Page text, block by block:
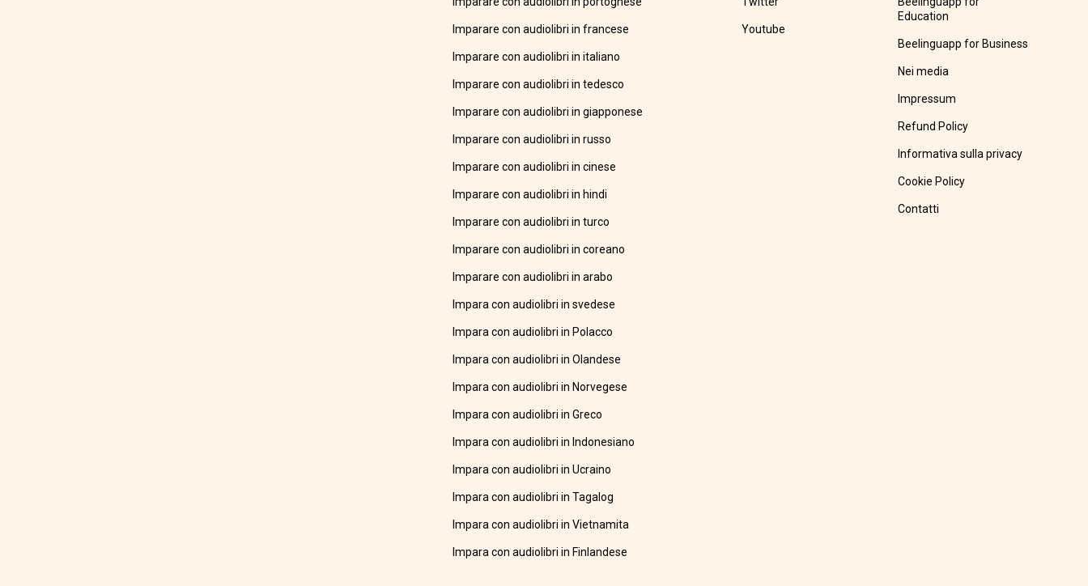
Imparare con audiolibri in francese
Imparare con audiolibri in italiano
Imparare con audiolibri in tedesco
Imparare con audiolibri in giapponese
Imparare con audiolibri in russo
Imparare con audiolibri in cinese
Imparare con audiolibri in hindi
Imparare con audiolibri in turco
Imparare con audiolibri in coreano
Imparare con audiolibri in arabo
Impara con audiolibri in svedese
Impara con audiolibri in Polacco
Impara con audiolibri in Olandese
Impara con audiolibri in Norvegese
Impara con audiolibri in Greco
Impara con audiolibri in Indonesiano
Impara con audiolibri in Ucraino
Impara con audiolibri in Tagalog
Impara con audiolibri in Vietnamita
Impara con audiolibri in Finlandese
Youtube
Education
Beelinguapp for Business
Nei media
Impressum
Refund Policy
Informativa sulla privacy
Cookie Policy
Contatti